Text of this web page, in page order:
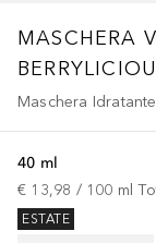
MASCHERA
Maschera Idratante
40 ml
€ 13,98 / 100 ml
ESTATE